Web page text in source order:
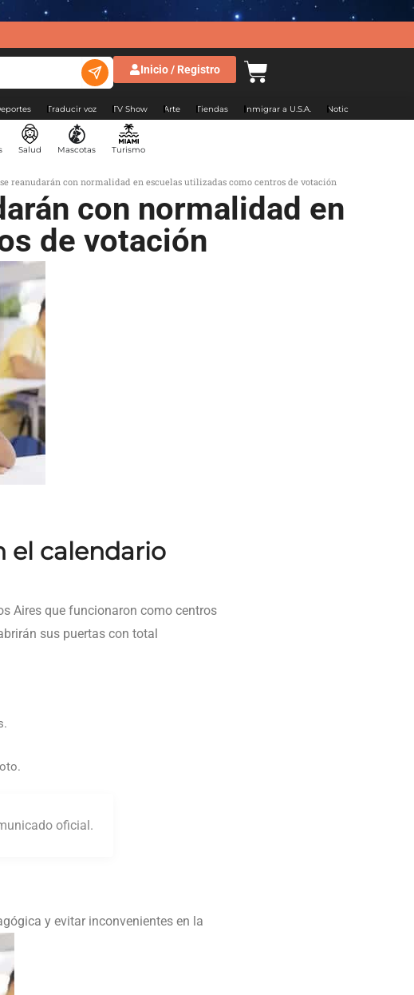
Inicio / Registro
Traducir voz TV Show Arte Tiendas Inmigrar a U.S.A. Noticias Argentina
Salud Mascotas Turismo
se reanudarán con normalidad en escuelas utilizadas como centros de votación
con normalidad en
de votación
el calendario
Aires que funcionaron como centros
sus puertas con total
oficial.
y evitar inconvenientes en la